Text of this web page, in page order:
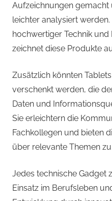
Aufzeichnungen gemacht
leichter analysiert
hochwertiger Technik
zeichnet diese Produkte
Zusätzlich könnten
verschenkt werden, die
Daten und
Sie erleichtern die
Fachkollegen und bieten
über relevante Themen
Jedes technische Gadget
Einsatz im Berufsleben